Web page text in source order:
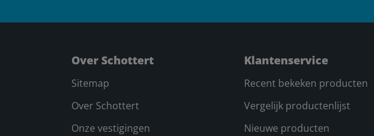
Over Schottert
Sitemap
Over Schottert
Onze vestigingen
Klantenservice
Recent bekeken producten
Vergelijk productenlijst
Nieuwe producten